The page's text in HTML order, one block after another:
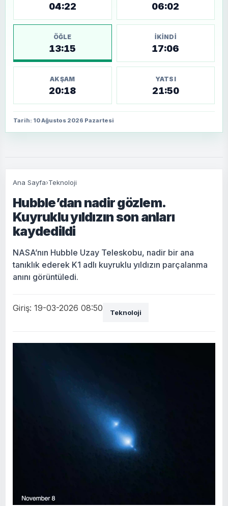
04:22 06:02
ÖĞLE
13:15
İKINDI
17:06
AKŞAM
20:18
YATSI
21:50
Tarih: 10 Ağustos 2026 Pazartesi
Ana Sayfa›Teknoloji
Hubble’dan nadir gözlem.
Kuyruklu yıldızın son anları
kaydedildi
NASA’nın Hubble Uzay Teleskobu, nadir bir ana
tanıklık ederek K1 adlı kuyruklu yıldızın parçalanma
anını görüntüledi.
Giriş: 19-03-2026 08:50 Teknoloji